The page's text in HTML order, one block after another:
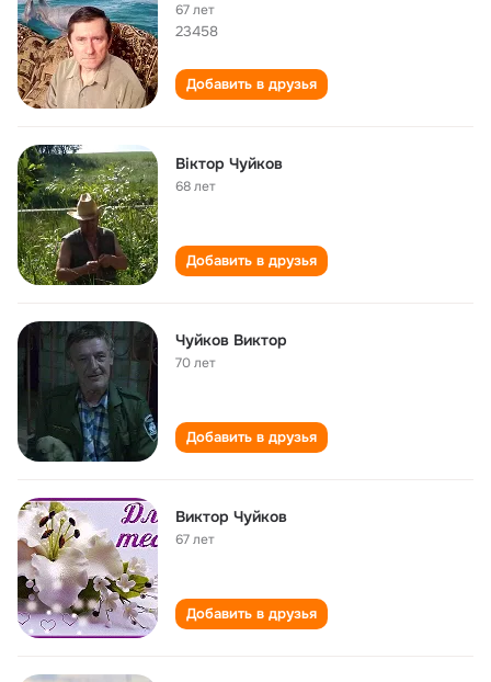
67 лет
23458
Добавить в друзья
Віктор Чуйков
68 лет
Добавить в друзья
Чуйков Виктор
70 лет
Добавить в друзья
Виктор Чуйков
67 лет
Добавить в друзья